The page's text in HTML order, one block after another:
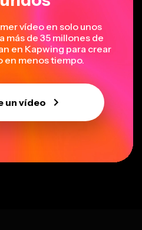
más de 35 millones de
en Kapwing para crear
en menos tiempo.